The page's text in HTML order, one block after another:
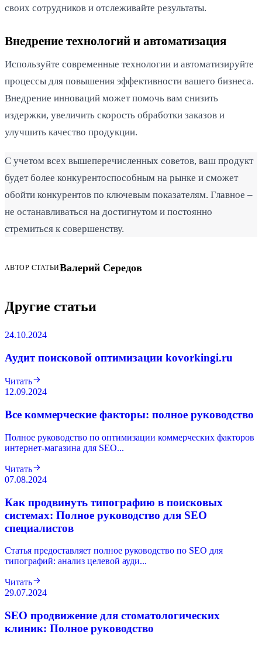
своих сотрудников и отслеживайте результаты.
Внедрение технологий и автоматизация
Используйте современные технологии и автоматизируйте
процессы для повышения эффективности вашего бизнеса.
Внедрение инноваций может помочь вам снизить
издержки, увеличить скорость обработки заказов и
улучшить качество продукции.
С учетом всех вышеперечисленных советов, ваш продукт
будет более конкурентоспособным на рынке и сможет
обойти конкурентов по ключевым показателям. Главное –
не останавливаться на достигнутом и постоянно
стремиться к совершенству.
АВТОР СТАТЬИВалерий Середов
Другие статьи
24.10.2024
Аудит поисковой оптимизации kovorkingi.ru
Читать
12.09.2024
Все коммерческие факторы: полное руководство
Полное руководство по оптимизации коммерческих факторов
интернет-магазина для SEO...
Читать
07.08.2024
Как продвинуть типографию в поисковых
системах: Полное руководство для SEO
специалистов
Статья предоставляет полное руководство по SEO для
типографий: анализ целевой ауди...
Читать
29.07.2024
SEO продвижение для стоматологических
клиник: Полное руководство